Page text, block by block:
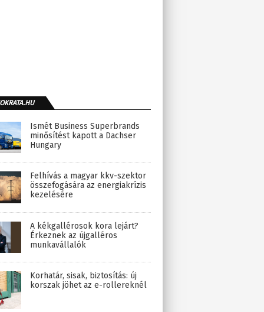
Ismét Business Superbrands
minősítést kapott a Dachser
Hungary
Felhívás a magyar kkv-szektor
összefogására az energiakrízis
kezelésére
A kékgallérosok kora lejárt?
Érkeznek az újgalléros
munkavállalók
Korhatár, sisak, biztosítás: új
korszak jöhet az e-rollereknél